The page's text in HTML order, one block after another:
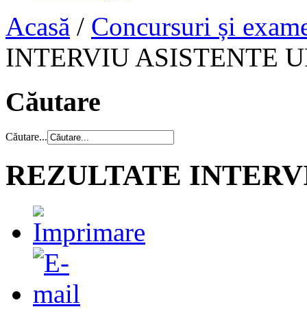
Acasă / Concursuri și
INTERVIU ASISTENTE
Căutare
Căutare...
REZULTATE